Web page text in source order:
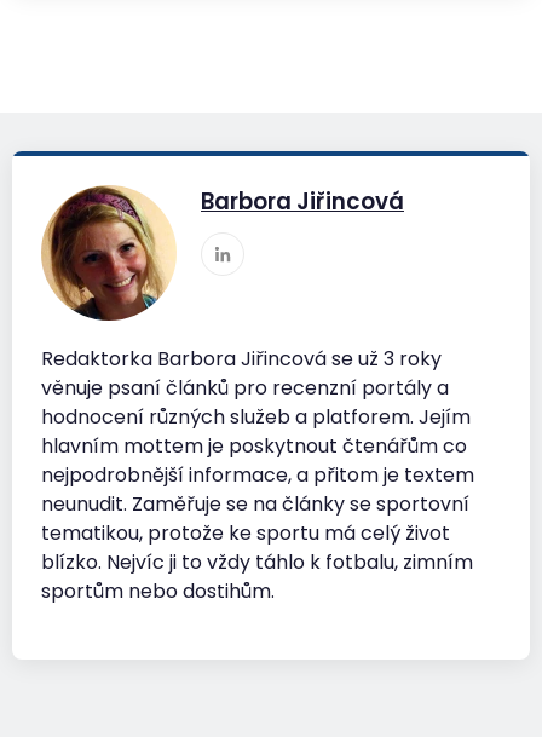
Barbora Jiřincová
Redaktorka Barbora Jiřincová se už 3 roky
věnuje psaní článků pro recenzní portály a
hodnocení různých služeb a platforem. Jejím
hlavním mottem je poskytnout čtenářům co
nejpodrobnější informace, a přitom je textem
neunudit. Zaměřuje se na články se sportovní
tematikou, protože ke sportu má celý život
blízko. Nejvíc ji to vždy táhlo k fotbalu, zimním
sportům nebo dostihům.